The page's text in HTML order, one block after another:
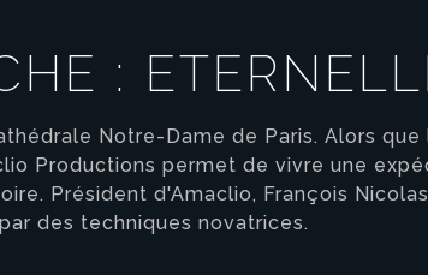
des cookies
:
Notre-Dame de Paris. Alors
Productions permet de vivre une
Président d'Amaclio, François
des techniques novatrices.